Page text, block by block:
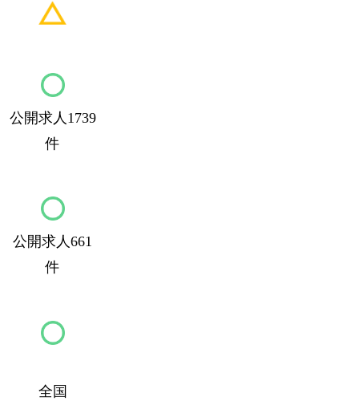
公開求人1739
件
公開求人661
件
全国